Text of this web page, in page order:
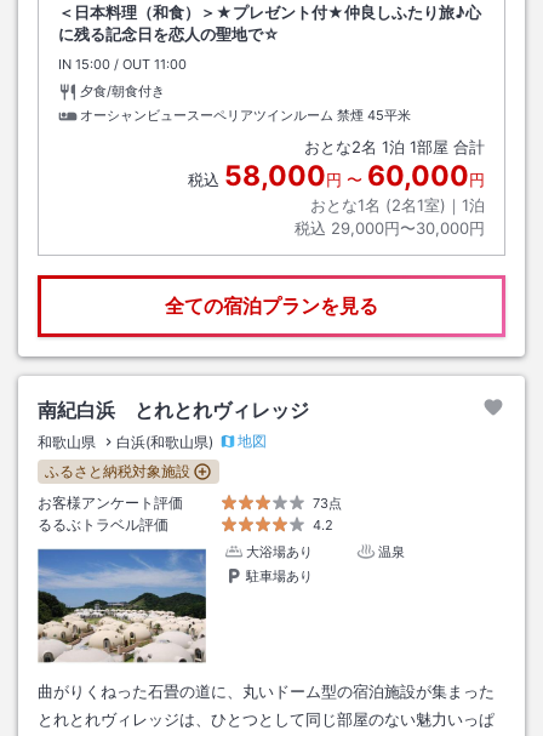
＜日本料理（和食）＞★プレゼント付★仲良しふたり旅♪心
に残る記念日を恋人の聖地で☆
IN チェックイン
15:00 / OUT チェックアウト
11:00
夕食/朝食付き
オーシャンビュースーペリアツインルーム 禁煙 45平米
おとな2名 1泊 1部屋 合計
税込 58,000円 〜 60,000円
おとな1名 (2名1室)｜ 1泊
税込 29,000円〜30,000円
全ての宿泊プランを見る
南紀白浜 とれとれヴィレッジ
和歌山県 白浜(和歌山県)
地図
ふるさと納税対象施設
お客様アンケート評価
73点
るるぶトラベル評価
4.2
大浴場あり
温泉
駐車場あり
曲がりくねった石畳の道に、丸いドーム型の宿泊施設が集まった
とれとれヴィレッジは、ひとつとして同じ部屋のない魅力いっぱ